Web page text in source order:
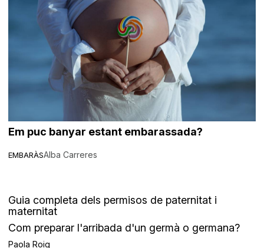
EMBARÀS
Em puc banyar estant embarassada?
Alba Carreres
Guia completa dels permisos de paternitat i
maternitat
Com preparar l'arribada d'un germà o germana?
Paola Roig